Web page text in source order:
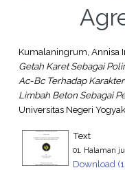
Kumalaningrum, Annisa
Getah Karet Sebagai
Ac-Bc Terhadap
Limbah Beton Sebagai
Universitas Negeri
Text
01. Halaman
Download